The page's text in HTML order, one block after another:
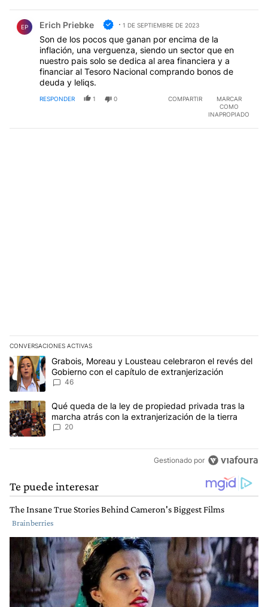
EP Erich Priebke 1 DE SEPTIEMBRE DE 2023
Son de los pocos que ganan por encima de la
inflación, una verguenza, siendo un sector que en
nuestro pais solo se dedica al area financiera y a
financiar al Tesoro Nacional comprando bonos de
deuda y leliqs.
RESPONDER 1 0 COMPARTIR
MARCAR
COMO
INAPROPIADO
CONVERSACIONES ACTIVAS
Este listado muestra los artículos con más comentarios en los
Un artículo de tendencia con el título "Grabois, Moreau y
Grabois, Moreau y Lousteau celebraron el revés del
Gobierno con el capítulo de extranjerización
46
Un artículo de tendencia con el título "Qué queda de la ley de
Qué queda de la ley de propiedad privada tras la
marcha atrás con la extranjerización de la tierra
20
Gestionado por